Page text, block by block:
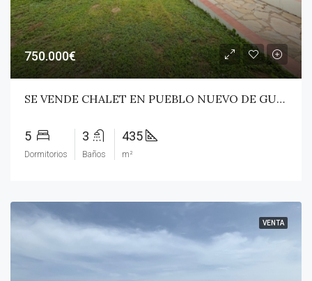
750.000€
SE VENDE CHALET EN PUEBLO NUEVO DE GUADIARO
5
Dormitorios
3
Baños
435
m²
VENTA